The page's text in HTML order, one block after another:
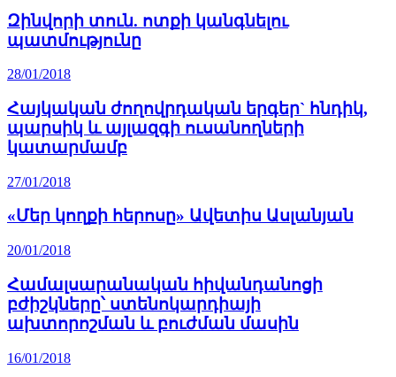
Զինվորի տուն. ոտքի կանգնելու
պատմությունը
28/01/2018
Հայկական ժողովրդական երգեր` հնդիկ,
պարսիկ և այլազգի ուսանողների
կատարմամբ
27/01/2018
«Մեր կողքի հերոսը» Ավետիս Ասլանյան
20/01/2018
Համալսարանական հիվանդանոցի
բժիշկները՝ ստենոկարդիայի
ախտորոշման և բուժման մասին
16/01/2018